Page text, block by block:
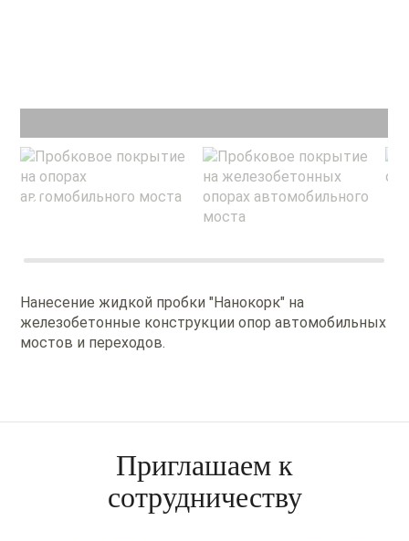
Нанесение жидкой пробки "Нанокорк" на
железобетонные конструкции опор автомобильных
мостов и переходов.
Приглашаем к
сотрудничеству